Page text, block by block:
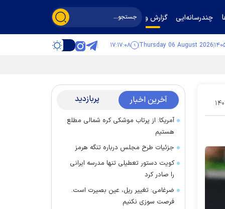
چندرسانه‌ایی گزارش و گفت‌وگو
Thursday 06 August 2026 ۱۷:۱۷:۰۸
۰۴ آخرین اخبار پربازدید
آمریکا: از پرتاب موشکی کره شمالی مطلع
هستیم
جزئیات طرح مجلس درباره تنگه هرمز
کویت دستور تعطیلی تنها مدرسه ایرانی
را صادر کرد
ضرغامی: تغییر ریل، عین بصیرت است.
فرصت سوزی نکنیم